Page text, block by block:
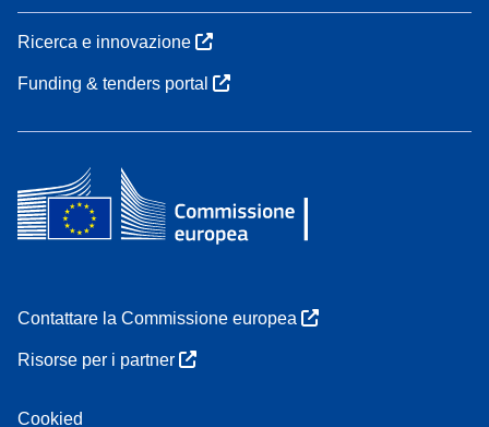
Ricerca e innovazione
Funding & tenders portal
Contattare la Commissione europea
Risorse per i partner
Cookied